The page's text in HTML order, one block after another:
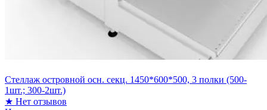
Стеллаж островной осн. секц. 1450*600*500, 3 полки (500-
1шт.; 300-2шт.)
★ Нет отзывов